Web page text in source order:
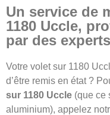
Un service de
1180 Uccle,
par des experts
Votre volet sur 1180
d’être remis en état ?
sur 1180 Uccle (que ce
aluminium), appelez